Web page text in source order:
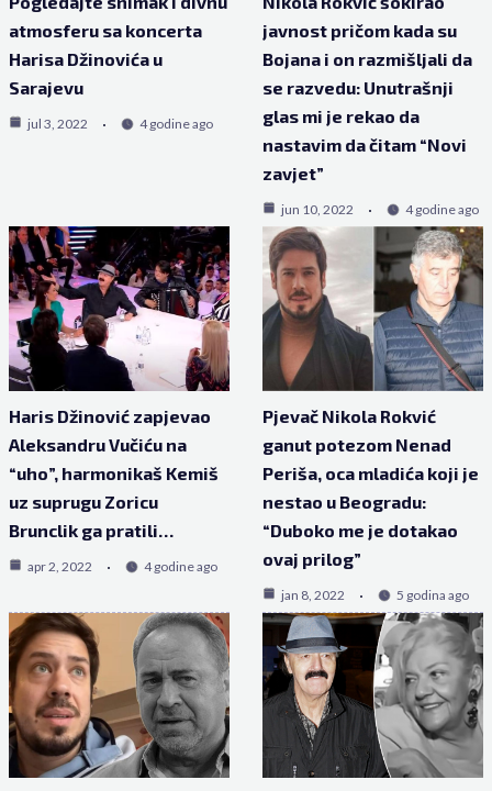
atmosferu sa koncerta
Harisa Džinovića u
Sarajevu
jul 3, 2022 4 godine ago
javnost pričom kada su
Bojana i on razmišljali da
se razvedu: Unutrašnji
glas mi je rekao da
nastavim da čitam “Novi
zavjet”
jun 10, 2022 4 godine ago
Haris Džinović zapjevao
Aleksandru Vučiću na
“uho”, harmonikaš Kemiš
uz suprugu Zoricu
Brunclik ga pratili…
apr 2, 2022 4 godine ago
Pjevač Nikola Rokvić
ganut potezom Nenad
Periša, oca mladića koji je
nestao u Beogradu:
“Duboko me je dotakao
ovaj prilog”
jan 8, 2022 5 godina ago